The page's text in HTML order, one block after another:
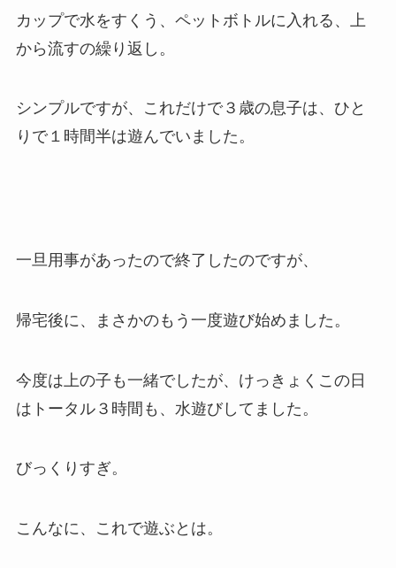
カップで水をすくう、ペットボトルに入れる、上
から流すの繰り返し。
シンプルですが、これだけで３歳の息子は、ひと
りで１時間半は遊んでいました。
一旦用事があったので終了したのですが、
帰宅後に、まさかのもう一度遊び始めました。
今度は上の子も一緒でしたが、けっきょくこの日
はトータル３時間も、水遊びしてました。
びっくりすぎ。
こんなに、これで遊ぶとは。